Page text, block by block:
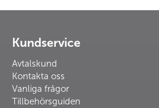
Kundservice
Avtalskund
Kontakta oss
Vanliga frågor
Tillbehörsguiden